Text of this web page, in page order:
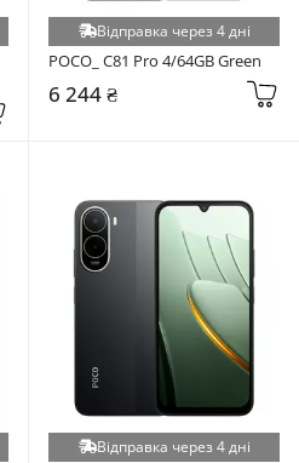
Відправка через 4 дні
POCO_ C81 Pro 4/64GB Green
6 244 ₴
Відправка через 4 дні